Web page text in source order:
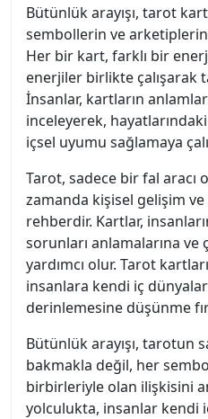
Bütünlük arayışı, tarot
sembollerin ve arketiplerin
Her bir kart, farklı bir
enerjiler birlikte çalışarak
İnsanlar, kartların
inceleyerek,
içsel uyumu sağlamaya
Tarot, sadece bir fal aracı
zamanda kişisel gelişim
rehberdir. Kartlar,
sorunları anlamalarına ve
yardımcı olur. Tarot
insanlara kendi iç
derinlemesine düşünme
Bütünlük arayışı, tarotun
bakmakla değil, her
birbirleriyle olan ilişkisini
yolculukta, insanlar kendi